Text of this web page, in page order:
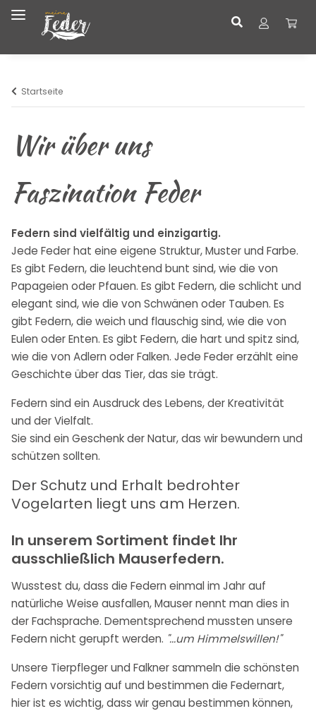
Startseite
Wir über uns
Faszination Feder
Federn sind vielfältig und einzigartig.
Jede Feder hat eine eigene Struktur, Muster und Farbe.
Es gibt Federn, die leuchtend bunt sind, wie die von
Papageien oder Pfauen. Es gibt Federn, die schlicht und
elegant sind, wie die von Schwänen oder Tauben. Es
gibt Federn, die weich und flauschig sind, wie die von
Eulen oder Enten. Es gibt Federn, die hart und spitz sind,
wie die von Adlern oder Falken. Jede Feder erzählt eine
Geschichte über das Tier, das sie trägt.
Federn sind ein Ausdruck des Lebens, der Kreativität
und der Vielfalt.
Sie sind ein Geschenk der Natur, das wir bewundern und
schützen sollten.
Der Schutz und Erhalt bedrohter
Vogelarten liegt uns am Herzen.
In unserem Sortiment findet Ihr
ausschließlich Mauserfedern.
Wusstest du, dass die Federn einmal im Jahr auf
natürliche Weise ausfallen, Mauser nennt man dies in
der Fachsprache. Dementsprechend mussten unsere
Federn nicht gerupft werden. "...um Himmelswillen!"
Unsere Tierpfleger und Falkner sammeln die schönsten
Federn vorsichtig auf und bestimmen die Federnart,
hier ist es wichtig, dass wir genau bestimmen können,